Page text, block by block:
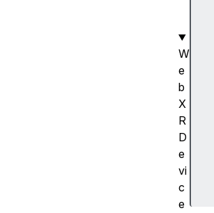
W
e
b
X
R
D
e
vi
c
e